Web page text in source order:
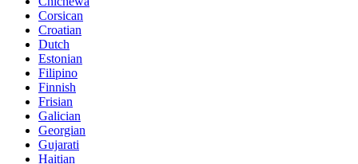
Corsican
Croatian
Dutch
Estonian
Filipino
Finnish
Frisian
Galician
Georgian
Gujarati
Haitian